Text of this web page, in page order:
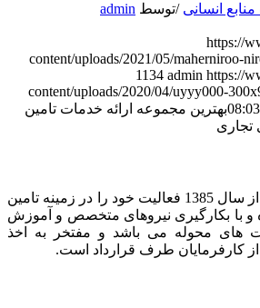
انسانی /توسط admin
https://
content/uploads/2021/05/maherniroo-
1134 admin https://
content/uploads/2020/04/uyyy000-
بهترین مجموعه ارائه خدمات تامین
تجاری
شرکت ماهر نیرو پارسا از سال 1385 فعالیت خود را در زمینه تامین
و با بکارگیری نیروهای متخصص و آموزش
های محوله می باشد و مفتخر به اخذ
کارفرمایان طرف قرارداد است.